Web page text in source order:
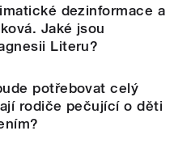
dezinformace a
Jaké jsou
Literu?
potřebovat celý
rodiče pečující o děti